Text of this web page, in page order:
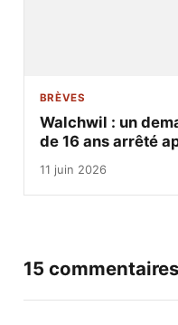
BRÈVES
Walchwil : un
de 16 ans arrêté
11 juin 2026
15 commentaires